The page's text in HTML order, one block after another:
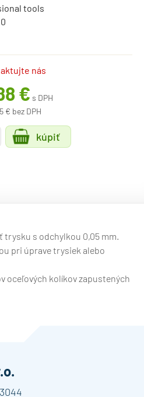
tools
nás
€ s DPH
€ bez DPH
+
-
kúpiť
trysku s odchylkou 0,05 mm.
pri úprave trysiek alebo
oceľových kolíkov zapustených